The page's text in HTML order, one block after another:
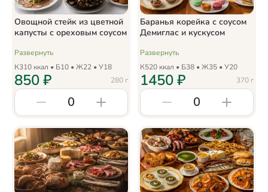
Овощной стейк из цветной
капусты с ореховым соусом
Развернуть
К310 ккал • Б10 • Ж22 • У18
280 г
850₽
0
Баранья корейка с соусом
Демиглас и кускусом
Развернуть
К520 ккал • Б38 • Ж35 • У20
370 г
1450₽
0